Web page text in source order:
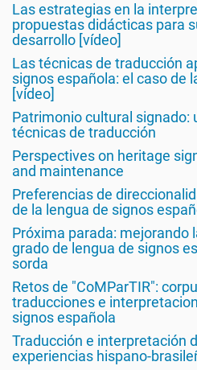
Las estrategias en la
propuestas didácticas para
desarrollo [vídeo]
Las técnicas de traducción
signos española: el caso de
[vídeo]
Patrimonio cultural signado:
técnicas de traducción
Perspectives on heritage
and maintenance
Preferencias de
de la lengua de signos
Próxima parada: mejorando
grado de lengua de signos
sorda
Retos de "CoMParTIR":
traducciones e
signos española
Traducción e interpretación
experiencias hispano-